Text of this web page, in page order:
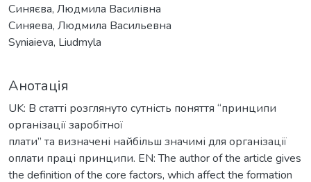
Синяєва, Людмила Василівна
Синяева, Людмила Васильевна
Syniaieva, Liudmyla
Анотація
UK: В статті розглянуто сутність поняття “принципи
організації заробітної
плати” та визначені найбільш значимі для організації
оплати праці принципи. EN: The author of the article gives
the definition of the core factors, which affect the formation